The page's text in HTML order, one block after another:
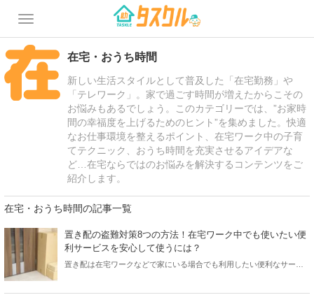
在宅・おうち時間
新しい生活スタイルとして普及した「在宅勤務」や
「テレワーク」。家で過ごす時間が増えたからこその
お悩みもあるでしょう。このカテゴリーでは、”お家時
間の幸福度を上げるためのヒント”を集めました。快適
なお仕事環境を整えるポイント、在宅ワーク中の子育
てテクニック、おうち時間を充実させるアイデアな
ど…在宅ならではのお悩みを解決するコンテンツをご
紹介します。
在宅・おうち時間の記事一覧
置き配の盗難対策8つの方法！在宅ワーク中でも使いたい便
利サービスを安心して使うには？
置き配は在宅ワークなどで家にいる場合でも利用したい便利なサービ